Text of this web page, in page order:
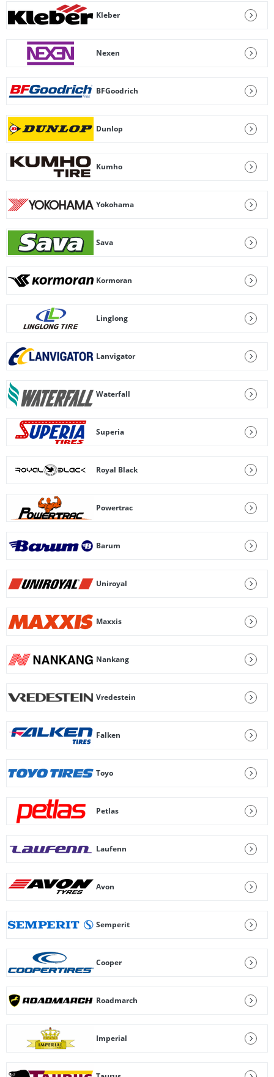
Kleber
Nexen
BFGoodrich
Dunlop
Kumho
Yokohama
Sava
Kormoran
Linglong
Lanvigator
Waterfall
Superia
Royal Black
Powertrac
Barum
Uniroyal
Maxxis
Nankang
Vredestein
Falken
Toyo
Petlas
Laufenn
Avon
Semperit
Cooper
Roadmarch
Imperial